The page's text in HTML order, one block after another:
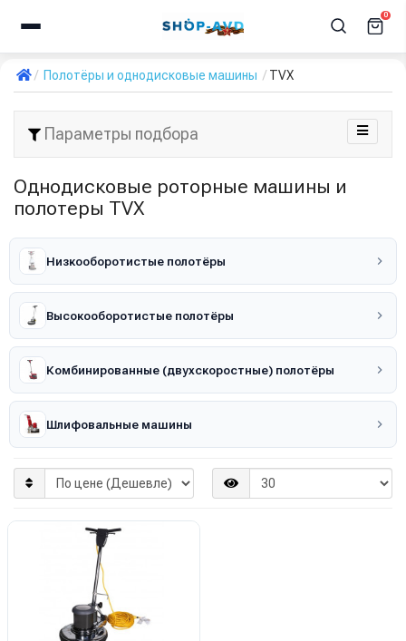
0
Полотёры и однодисковые машины TVX
Параметры подбора
Однодисковые роторные машины и
полотеры TVX
Низкооборотистые полотёры
Высокооборотистые полотёры
Комбинированные (двухскоростные) полотёры
Шлифовальные машины